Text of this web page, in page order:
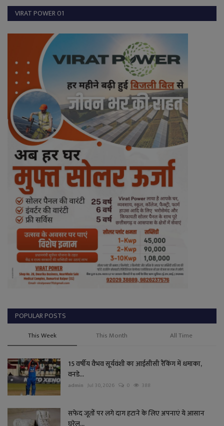
VIRAT POWER 01
POPULAR POSTS
This Week This Month All Time
15 वर्षीय वैभव सूर्यवंशी का आईसीसी रैंकिंग में धमाका,
वनडे...
admin Jul 30, 2026 0 388
सफेद जूतों पर लगे दाग हटाने के लिए अपनाएं ये आसान
घरेलू...